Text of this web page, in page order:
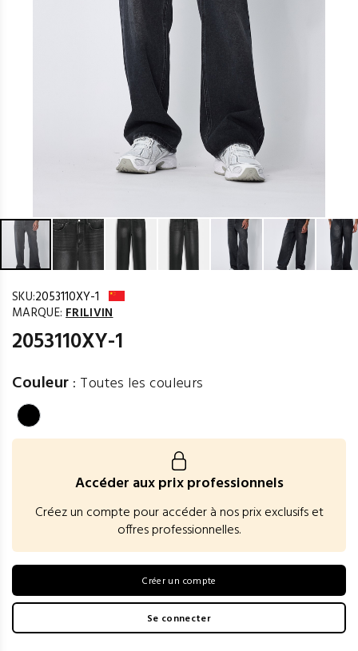
SKU:2053110XY-1
MARQUE: FRILIVIN
2053110XY-1
Couleur : Toutes les couleurs
Accéder aux prix professionnels
Créez un compte pour accéder à nos prix exclusifs et
offres professionnelles.
Créer un compte
Se connecter